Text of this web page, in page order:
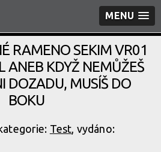
MENU
RAMENO SEKIM VR01
ANEB KDYŽ NEMŮŽEŠ
DOZADU, MUSÍŠ DO
BOKU
Test, vydáno: